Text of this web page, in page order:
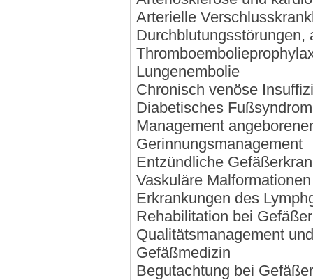
Arterielle
Durchblutungsstörungen,
Lungenembolie
Chronisch venöse
Diabetisches Fußsyndrom
Management
Gerinnungsmanagement
Entzündliche
Vaskuläre
Erkrankungen des
Rehabilitation bei
Qualitätsmanagement
Gefäßmedizin
Begutachtung bei